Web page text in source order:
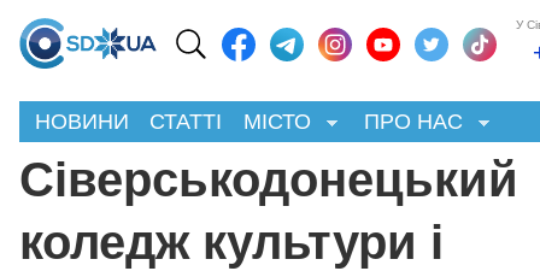
У
НОВИНИ СТАТТІ МІСТО ПРО НАС
Сіверськодонецький
коледж культури і